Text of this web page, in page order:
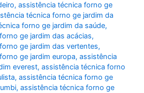
,assistência técnica forno ge
técnica forno ge jardim da
forno ge jardim da saúde,
ge jardim das acácias,
ge jardim das vertentes,
ge jardim europa,assistência
everest,assistência técnica forno
,assistência técnica forno ge
,assistência técnica forno ge